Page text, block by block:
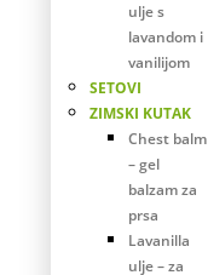
ulje s
lavandom i
vanilijom
SETOVI
ZIMSKI KUTAK
Chest balm
– gel
balzam za
prsa
Lavanilla
ulje – za